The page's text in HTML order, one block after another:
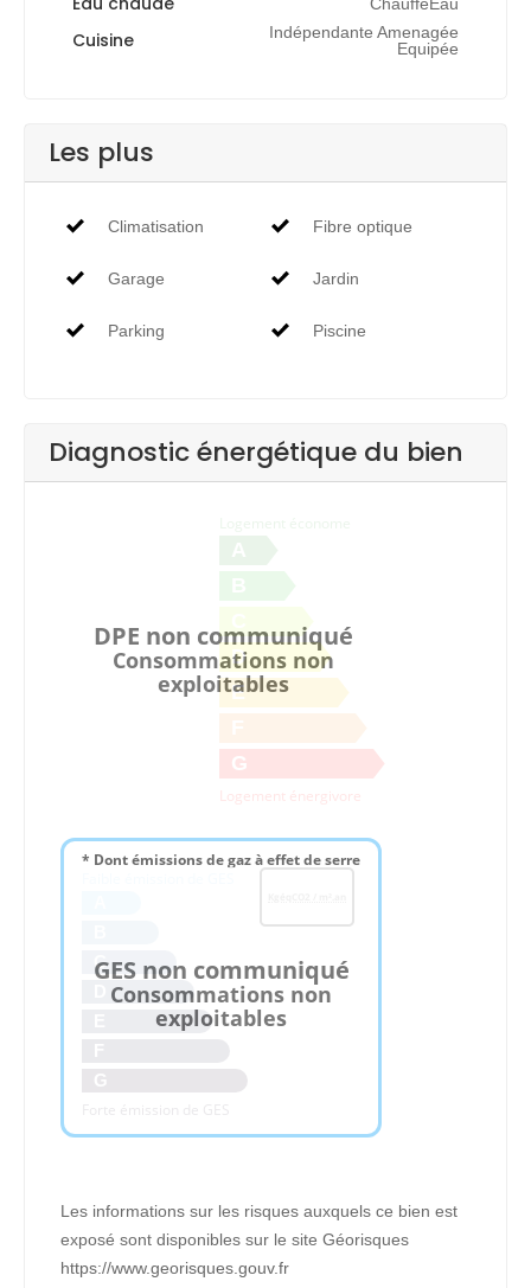
Cuisine
Indépendante Amenagée
Equipée
Les plus
Climatisation Fibre optique
Garage Jardin
Parking Piscine
Diagnostic énergétique du bien
D
E
G
Logement énergivore
DPE non communiqué
Consommations non
exploitables
* Dont émissions de gaz à effet de serre
C
G
GES non communiqué
Consommations non
exploitables
Les informations sur les risques auxquels ce bien est
exposé sont disponibles sur le site Géorisques
https://www.georisques.gouv.fr